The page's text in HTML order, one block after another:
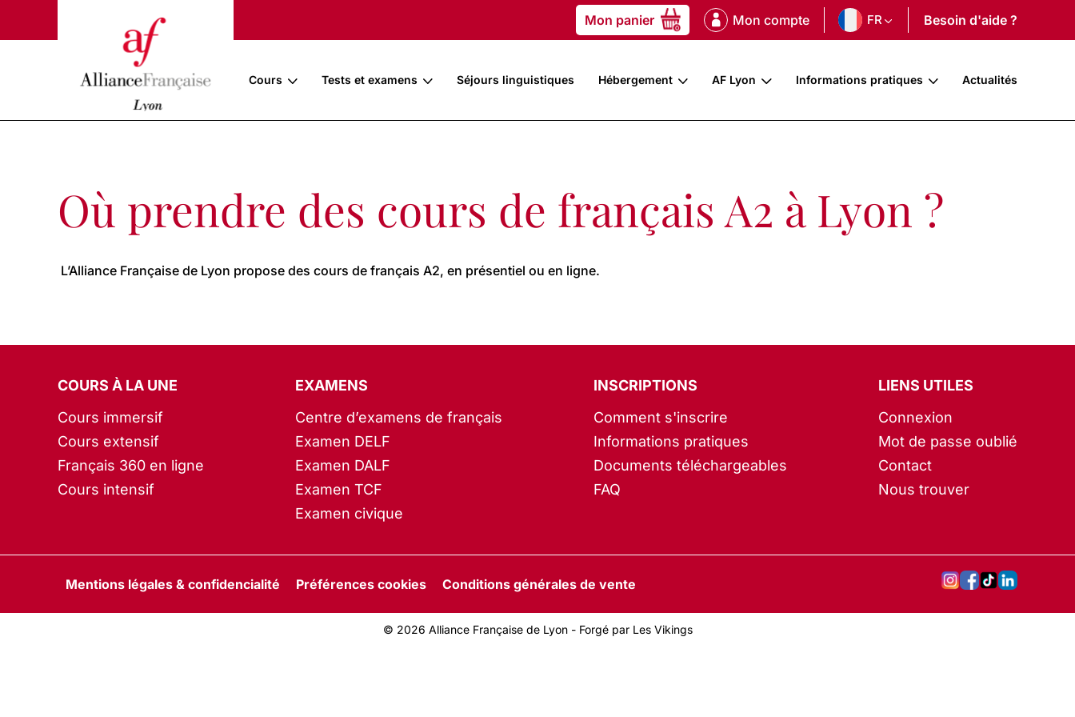
Mon panier 0 Mon compte FR Besoin d'aide ?
Cours Tests et examens Séjours linguistiques Hébergement AF Lyon Informations pratiques Actualités
Où prendre des cours de français A2 à Lyon ?
L’Alliance Française de Lyon propose des cours de français A2, en présentiel ou en ligne.
COURS À LA UNE
Cours immersif
Cours extensif
Français 360 en ligne
Cours intensif
EXAMENS
Centre d’examens de français
Examen DELF
Examen DALF
Examen TCF
Examen civique
INSCRIPTIONS
Comment s'inscrire
Informations pratiques
Documents téléchargeables
FAQ
LIENS UTILES
Connexion
Mot de passe oublié
Contact
Nous trouver
Mentions légales & confidencialité Préférences cookies Conditions générales de vente
© 2026 Alliance Française de Lyon - Forgé par Les Vikings